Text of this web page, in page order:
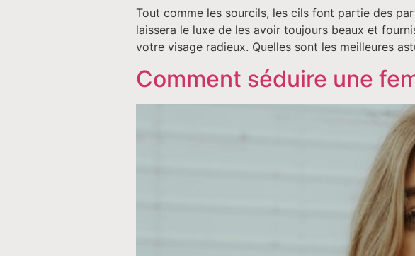
Tout comme les sourcils, les cils font partie des
laissera le luxe de les avoir toujours beaux et
votre visage radieux. Quelles sont les meilleures
Comment séduire une